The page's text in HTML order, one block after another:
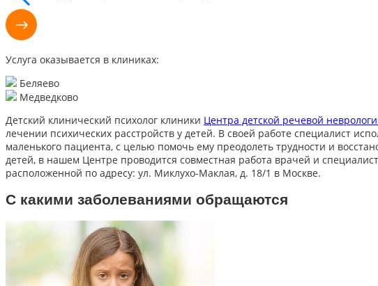
Услуга оказывается в клиниках:
Беляево
Медведково
Детский клинический психолог клиники Центра детской речевой
лечении психических расстройств у детей. В своей работе специалист
маленького пациента, с целью помочь ему преодолеть трудности и
детей, в нашем Центре проводится совместная работа врачей и
расположенной по адресу: ул. Миклухо-Маклая, д. 18/1 в Москве.
С какими заболеваниями обращаются